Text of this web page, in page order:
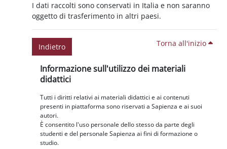
I dati raccolti sono conservati in Italia e non saranno
oggetto di trasferimento in altri paesi.
Indietro Torna all'inizio
Blocchi
Informazione sull'utilizzo dei materiali
didattici
Tutti i diritti relativi ai materiali didattici e ai contenuti
presenti in piattaforma sono riservati a Sapienza e ai suoi
autori.
È consentito l'uso personale dello stesso da parte degli
studenti e del personale Sapienza ai fini di formazione o
studio.